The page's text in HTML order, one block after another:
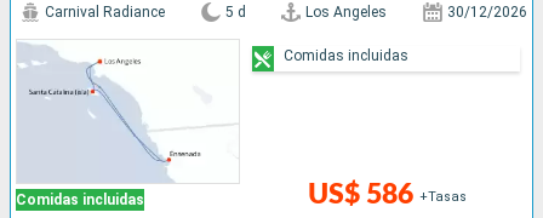
Comidas incluidas
Carnival Radiance 5 d Los Angeles 30/12/2026
US$ 586 +Tasas
Comidas incluidas